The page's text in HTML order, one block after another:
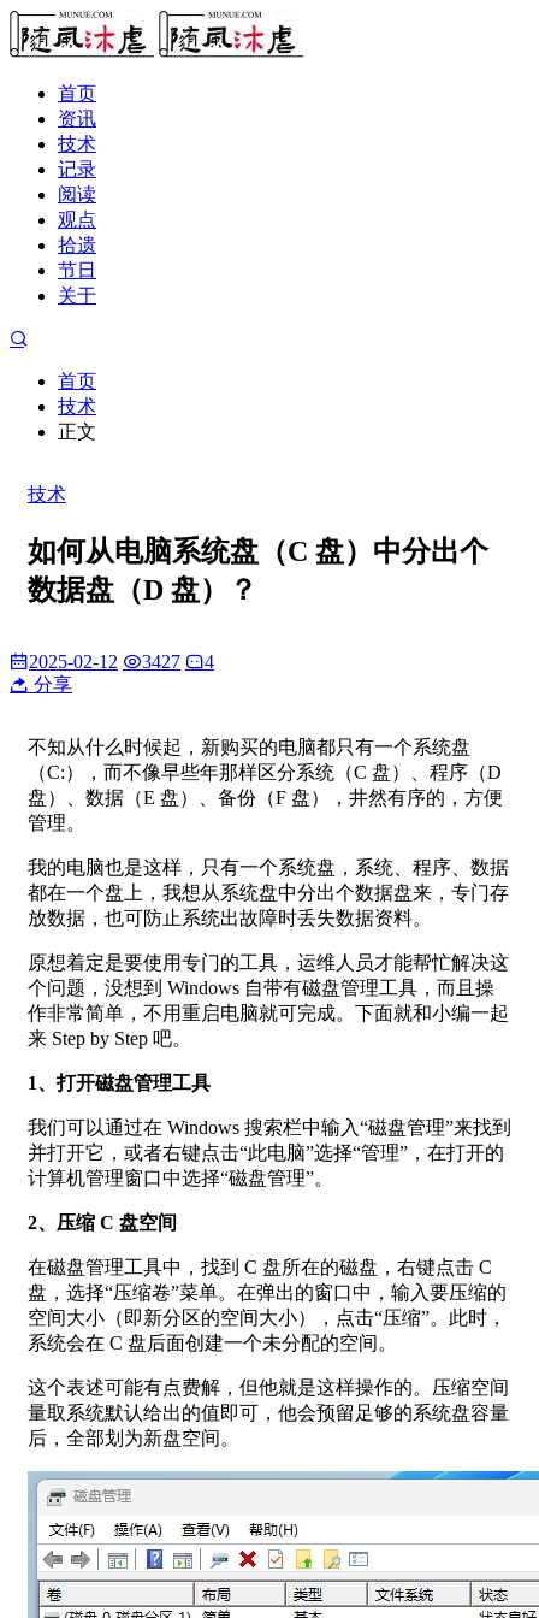
首页
资讯
技术
记录
阅读
观点
拾遗
节日
关于
首页
技术
正文
技术
如何从电脑系统盘（C 盘）中分出个
数据盘（D 盘）？
2025-02-12 3427
4
分享
不知从什么时候起，新购买的电脑都只有一个系统盘
（C:），而不像早些年那样区分系统（C 盘）、程序（D
盘）、数据（E 盘）、备份（F 盘），井然有序的，方便
管理。
我的电脑也是这样，只有一个系统盘，系统、程序、数据
都在一个盘上，我想从系统盘中分出个数据盘来，专门存
放数据，也可防止系统出故障时丢失数据资料。
原想着定是要使用专门的工具，运维人员才能帮忙解决这
个问题，没想到 Windows 自带有磁盘管理工具，而且操
作非常简单，不用重启电脑就可完成。下面就和小编一起
来 Step by Step 吧。
1、打开磁盘管理工具
我们可以通过在 Windows 搜索栏中输入“磁盘管理”来找到
并打开它，或者右键点击“此电脑”选择“管理”，在打开的
计算机管理窗口中选择“磁盘管理”。
2、压缩 C 盘空间
在磁盘管理工具中，找到 C 盘所在的磁盘，右键点击 C
盘，选择“压缩卷”菜单。在弹出的窗口中，输入要压缩的
空间大小（即新分区的空间大小），点击“压缩”。此时，
系统会在 C 盘后面创建一个未分配的空间。
这个表述可能有点费解，但他就是这样操作的。压缩空间
量取系统默认给出的值即可，他会预留足够的系统盘容量
后，全部划为新盘空间。